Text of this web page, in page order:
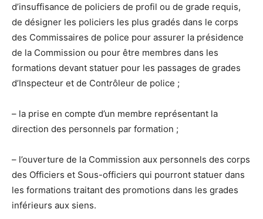
d’insuffisance de policiers de profil ou de grade requis,
de désigner les policiers les plus gradés dans le corps
des Commissaires de police pour assurer la présidence
de la Commission ou pour être membres dans les
formations devant statuer pour les passages de grades
d’Inspecteur et de Contrôleur de police ;
– la prise en compte d’un membre représentant la
direction des personnels par formation ;
– l’ouverture de la Commission aux personnels des corps
des Officiers et Sous-officiers qui pourront statuer dans
les formations traitant des promotions dans les grades
inférieurs aux siens.